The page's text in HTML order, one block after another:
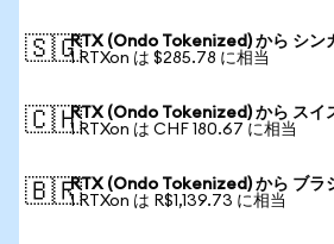
🇸🇬RTX (Ondo Tokenized) から シン
1 RTXon は $285.78 に相当
🇨🇭RTX (Ondo Tokenized) から スイ
1 RTXon は CHF 180.67 に相当
🇧🇷RTX (Ondo Tokenized) から ブラ
1 RTXon は R$1,139.73 に相当